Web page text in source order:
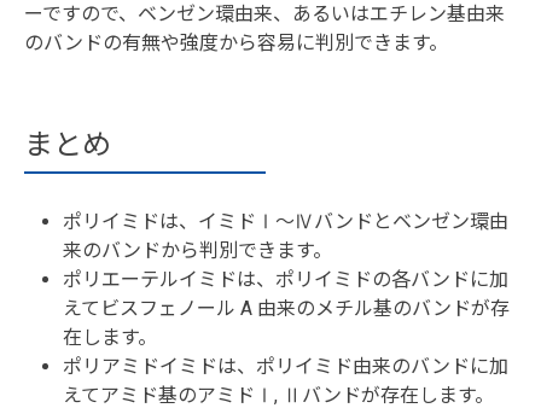
ーですので、ベンゼン環由来、あるいはエチレン基由来
のバンドの有無や強度から容易に判別できます。
まとめ
ポリイミドは、イミドⅠ～Ⅳバンドとベンゼン環由
来のバンドから判別できます。
ポリエーテルイミドは、ポリイミドの各バンドに加
えてビスフェノール A 由来のメチル基のバンドが存
在します。
ポリアミドイミドは、ポリイミド由来のバンドに加
えてアミド基のアミドⅠ, Ⅱバンドが存在します。